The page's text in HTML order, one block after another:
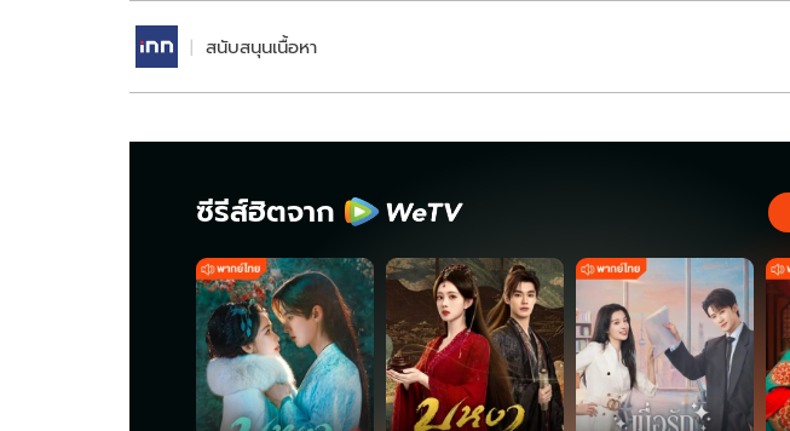
สนับสนุนเนื้อหา
ซีรีส์ฮิตจาก